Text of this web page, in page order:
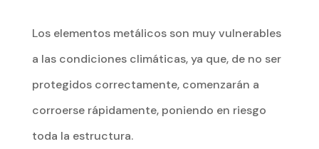
Los elementos metálicos son muy vulnerables
a las condiciones climáticas, ya que, de no ser
protegidos correctamente, comenzarán a
corroerse rápidamente, poniendo en riesgo
toda la estructura.